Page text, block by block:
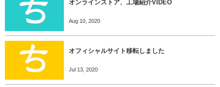
オンラインストア、工場紹介VIDEO
Aug 10, 2020
オフィシャルサイト移転しました
Jul 13, 2020